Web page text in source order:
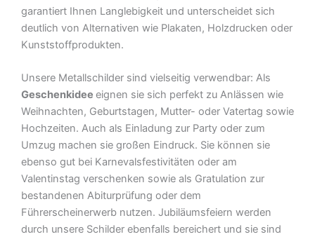
garantiert Ihnen Langlebigkeit und unterscheidet sich
deutlich von Alternativen wie Plakaten, Holzdrucken oder
Kunststoffprodukten.
Unsere Metallschilder sind vielseitig verwendbar: Als
Geschenkidee eignen sie sich perfekt zu Anlässen wie
Weihnachten, Geburtstagen, Mutter- oder Vatertag sowie
Hochzeiten. Auch als Einladung zur Party oder zum
Umzug machen sie großen Eindruck. Sie können sie
ebenso gut bei Karnevalsfestivitäten oder am
Valentinstag verschenken sowie als Gratulation zur
bestandenen Abiturprüfung oder dem
Führerscheinerwerb nutzen. Jubiläumsfeiern werden
durch unsere Schilder ebenfalls bereichert und sie sind